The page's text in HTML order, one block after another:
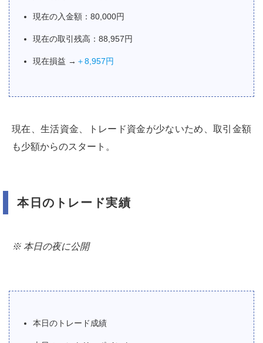
現在の入金額：80,000円
現在の取引残高：88,957円
現在損益 → ＋8,957円
現在、生活資金、トレード資金が少ないため、取引金額
も少額からのスタート。
本日のトレード実績
※ 本日の夜に公開
本日のトレード成績